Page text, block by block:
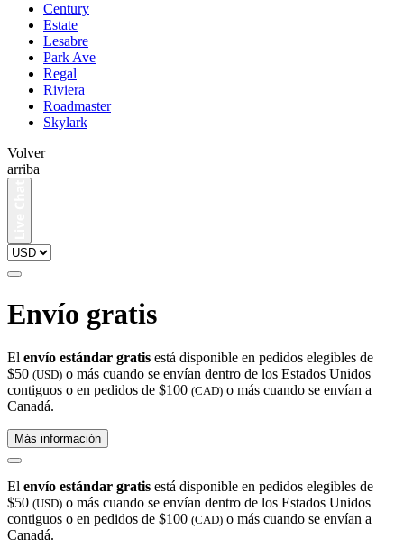
Century
Estate
Lesabre
Park Ave
Regal
Riviera
Roadmaster
Skylark
Volver
arriba
Envío gratis
El envío estándar gratis está disponible en pedidos elegibles de
$50 (USD) o más cuando se envían dentro de los Estados Unidos
contiguos o en pedidos de $100 (CAD) o más cuando se envían a
Canadá.
Más información
El envío estándar gratis está disponible en pedidos elegibles de
$50 (USD) o más cuando se envían dentro de los Estados Unidos
contiguos o en pedidos de $100 (CAD) o más cuando se envían a
Canadá.